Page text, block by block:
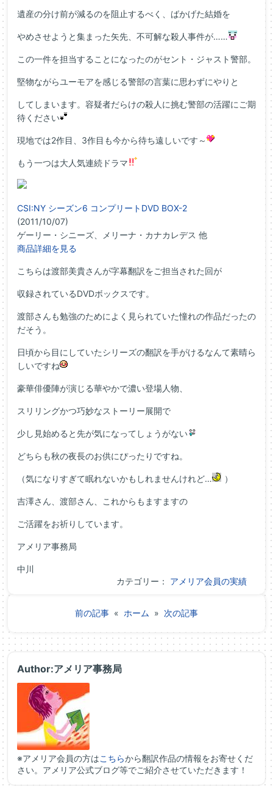
遺産の分け前が減るのを阻止するべく、ばかげた結婚を
やめさせようと集まった矢先、不可解な殺人事件が……
この一件を担当することになったのがセント・ジャスト警部。
堅物ながらユーモアを感じる警部の言葉に思わずにやりと
してしまいます。容疑者だらけの殺人に挑む警部の活躍にご期
待ください
現地では2作目、3作目も今から待ち遠しいです～
もう一つは大人気連続ドラマ
CSI:NY シーズン6 コンプリートDVD BOX-2
(2011/10/07)
ゲーリー・シニーズ、メリーナ・カナカレデス 他
商品詳細を見る
こちらは渡部美貴さんが字幕翻訳をご担当された回が
収録されているDVDボックスです。
渡部さんも勉強のためによく見られていた憧れの作品だったの
だそう。
日頃から目にしていたシリーズの翻訳を手がけるなんて素晴ら
しいですね
豪華俳優陣が演じる華やかで濃い登場人物、
スリリングかつ巧妙なストーリー展開で
少し見始めると先が気になってしょうがない
どちらも秋の夜長のお供にぴったりですね。
（気になりすぎて眠れないかもしれませんけれど… ）
吉澤さん、渡部さん、これからもますますの
ご活躍をお祈りしています。
アメリア事務局
中川
カテゴリー： アメリア会員の実績
前の記事 « ホーム » 次の記事
Author:アメリア事務局
※アメリア会員の方はこちらから翻訳作品の情報をお寄せくだ
さい。アメリア公式ブログ等でご紹介させていただきます！